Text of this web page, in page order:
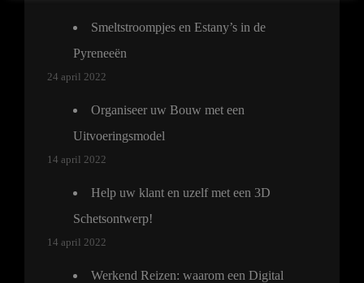
Smeltstroompjes en Estany’s in de
Pyreneeën
24 april 2022
Organiseer uw Bouw met een
Uitvoeringsmodel
14 april 2022
Help uw klant en uzelf met een 3D
Schetsontwerp!
14 april 2022
Werkend Reizen: waarom een Digital